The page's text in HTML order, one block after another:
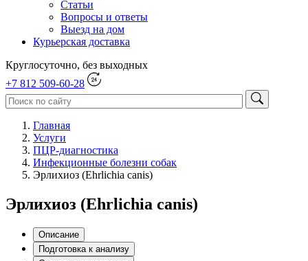
Статьи
Вопросы и ответы
Выезд на дом
Курьерская доставка
Круглосуточно, без выходных
+7 812 509-60-28
Главная
Услуги
ПЦР-диагностика
Инфекционные болезни собак
Эрлихиоз (Ehrlichia canis)
Эрлихиоз (Ehrlichia canis)
Описание
Подготовка к анализу